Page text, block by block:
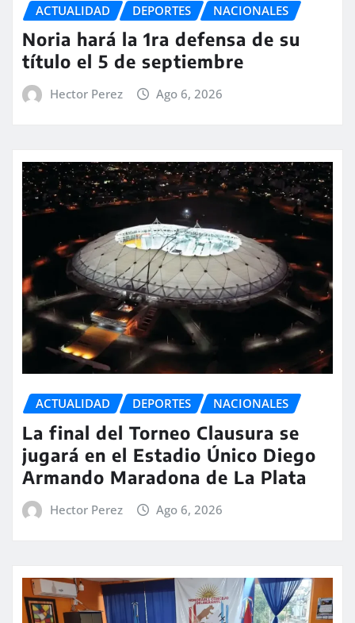
ACTUALIDAD DEPORTES NACIONALES
Noria hará la 1ra defensa de su
título el 5 de septiembre
Hector Perez Ago 6, 2026
ACTUALIDAD DEPORTES NACIONALES
La final del Torneo Clausura se
jugará en el Estadio Único Diego
Armando Maradona de La Plata
Hector Perez Ago 6, 2026